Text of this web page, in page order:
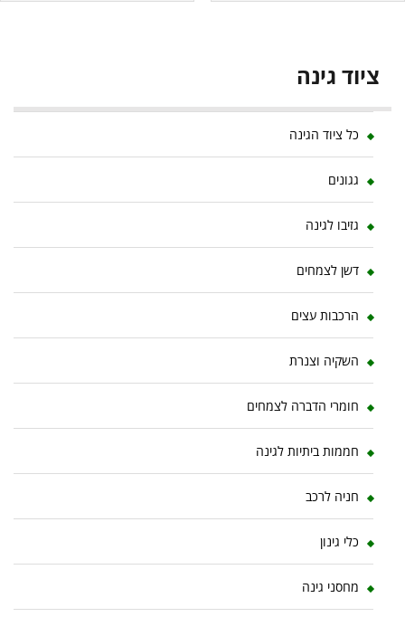
ציוד גינה
כל ציוד הגינה
גגונים
גזיבו לגינה
דשן לצמחים
הרכבות עצים
השקיה וצנרת
חומרי הדברה לצמחים
חממות ביתיות לגינה
חניה לרכב
כלי גינון
מחסני גינה